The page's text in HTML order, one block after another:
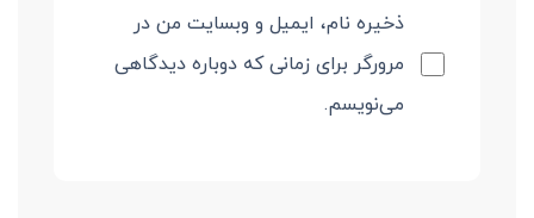
ذخیره نام، ایمیل و وبسایت من در
مرورگر برای زمانی که دوباره دیدگاهی
می‌نویسم.